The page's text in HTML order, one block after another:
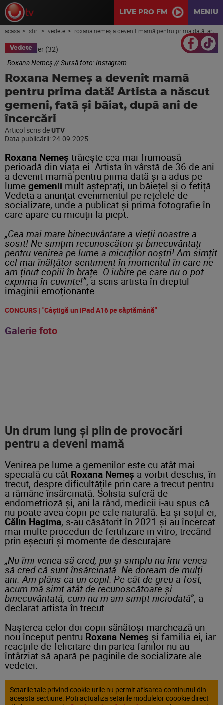
LIVE PRO FM MENIU
acasa stiri vedete roxana nemeș a devenit mamă pentru prima dată! artista a născut gemeni, fată și băiat, după ani de încercări
Vedete
Roxana Nemeș // Sursă foto: Instagram
Roxana Nemeș a devenit mamă
pentru prima dată! Artista a născut
gemeni, fată și băiat, după ani de
încercări
Articol scris de UTV
Data publicării:24.09.2025
Roxana Nemeș trăiește cea mai frumoasă
perioadă din viața ei. Artista în vârstă de 36 de ani
a devenit mamă pentru prima dată și a adus pe
lume gemenii mult așteptați, un băiețel și o fetiță.
Vedeta a anunțat evenimentul pe rețelele de
socializare, unde a publicat și prima fotografie în
care apare cu micuții la piept.
„Cea mai mare binecuvântare a vieții noastre a
sosit! Ne simțim recunoscători și binecuvântați
pentru venirea pe lume a micuților noștri! Am simțit
cel mai înălțător sentiment în momentul în care ne-
am ținut copiii în brațe. O iubire pe care nu o pot
exprima în cuvinte!”, a scris artista în dreptul
imaginii emoționante.
CONCURS | "Câștigă un iPad A16 pe săptămână"
Galerie foto
Un drum lung și plin de provocări
pentru a deveni mamă
Venirea pe lume a gemenilor este cu atât mai
specială cu cât Roxana Nemeș a vorbit deschis, în
trecut, despre dificultățile prin care a trecut pentru
a rămâne însărcinată. Solista suferă de
endometrioză și, ani la rând, medicii i-au spus că
nu poate avea copii pe cale naturală. Ea și soțul ei,
Călin Hagima, s-au căsătorit în 2021 și au încercat
mai multe proceduri de fertilizare in vitro, trecând
prin eșecuri și momente de descurajare.
„Nu îmi venea să cred, pur și simplu nu îmi venea
să cred că sunt însărcinată. Ne doream de mulți
ani. Am plâns ca un copil. Pe cât de greu a fost,
acum mă simt atât de recunoscătoare și
binecuvântată, cum nu m-am simțit niciodată”, a
declarat artista în trecut.
Nașterea celor doi copii sănătoși marchează un
nou început pentru Roxana Nemeș și familia ei, iar
reacțiile de felicitare din partea fanilor nu au
întârziat să apară pe paginile de socializare ale
vedetei.
Setarile tale privind cookie-urile nu permit afisarea continutul din
aceasta sectiune. Poti actualiza setarile modulelor coookie direct